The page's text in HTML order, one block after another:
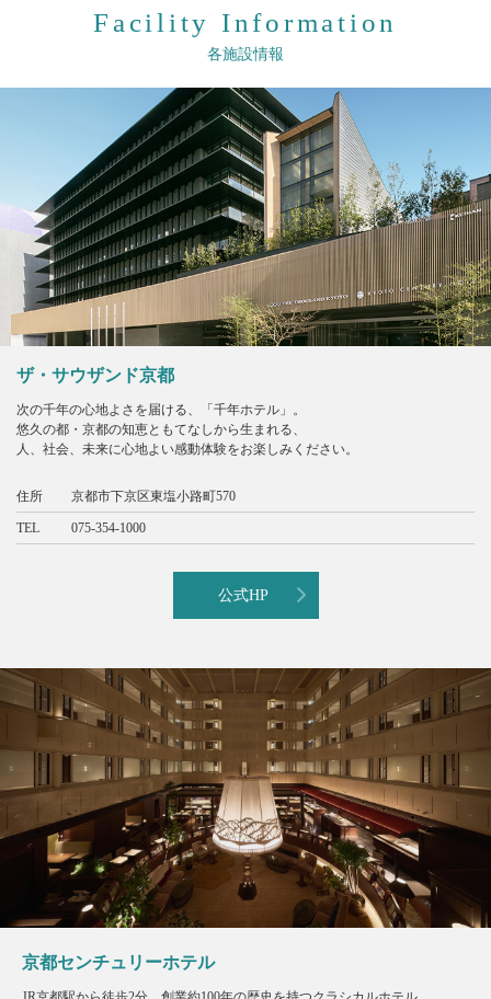
Facility Information
各施設情報
ザ・サウザンド京都
次の千年の心地よさを届ける、「千年ホテル」。
悠久の都・京都の知恵ともてなしから生まれる、
人、社会、未来に心地よい感動体験をお楽しみください。
住所 京都市下京区東塩小路町570
TEL 075-354-1000
公式HP
京都センチュリーホテル